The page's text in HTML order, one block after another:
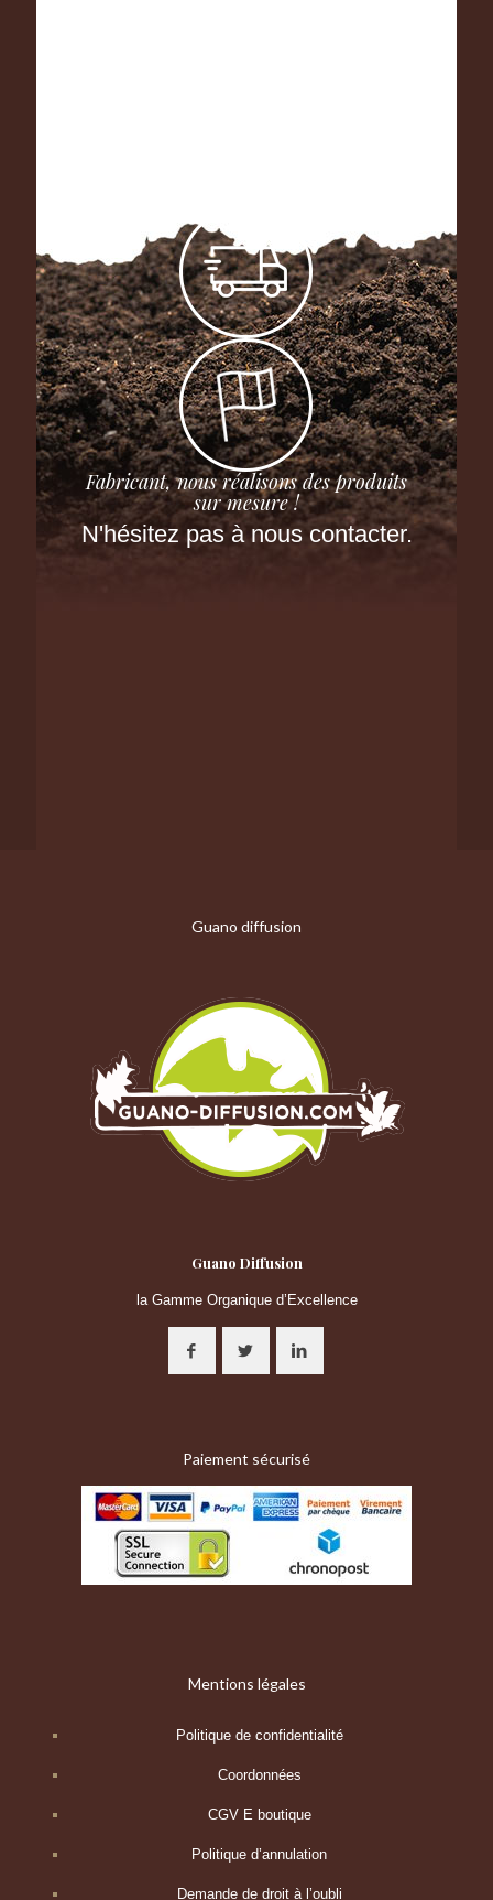
Fabricant, nous réalisons des produits
sur mesure !
N'hésitez pas à nous contacter.
Guano diffusion
Guano Diffusion
la Gamme Organique d’Excellence
Paiement sécurisé
Mentions légales
Politique de confidentialité
Coordonnées
CGV E boutique
Politique d’annulation
Demande de droit à l’oubli